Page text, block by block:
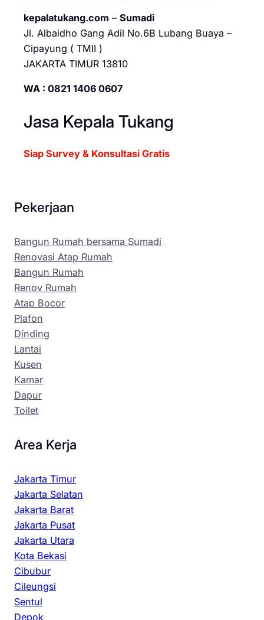
kepalatukang.com – Sumadi
Jl. Albaidho Gang Adil No.6B Lubang Buaya –
Cipayung ( TMII )
JAKARTA TIMUR 13810
WA : 0821 1406 0607
Jasa Kepala Tukang
Siap Survey & Konsultasi Gratis
Pekerjaan
Bangun Rumah bersama Sumadi
Renovasi Atap Rumah
Bangun Rumah
Renov Rumah
Atap Bocor
Plafon
Dinding
Lantai
Kusen
Kamar
Dapur
Toilet
Area Kerja
Jakarta Timur
Jakarta Selatan
Jakarta Barat
Jakarta Pusat
Jakarta Utara
Kota Bekasi
Cibubur
Cileungsi
Sentul
Depok